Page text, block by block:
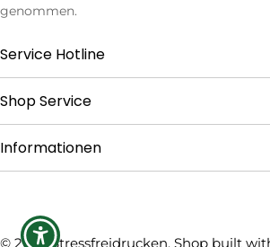
Service Hotline
Shop Service
Informationen
genommen.
Zahlungsmethoden
© 2026Stressfreidrucken. Shop built